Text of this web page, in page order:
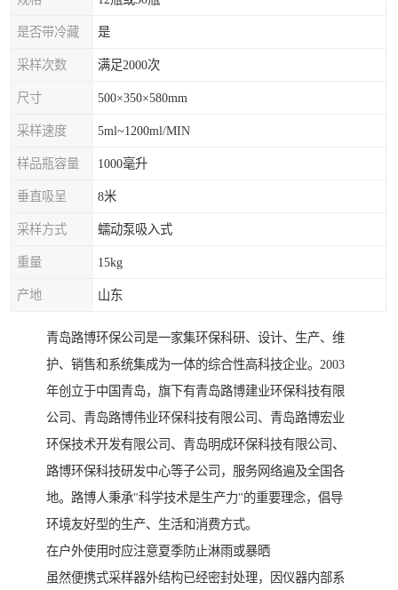
是否带冷藏 是
采样次数 满足2000次
尺寸 500×350×580mm
采样速度 5ml~1200ml/MIN
样品瓶容量 1000毫升
垂直吸呈 8米
采样方式 蠕动泵吸入式
重量 15kg
产地 山东
青岛路博环保公司是一家集环保科研、设计、生产、维
护、销售和系统集成为一体的综合性高科技企业。2003
年创立于中国青岛，旗下有青岛路博建业环保科技有限
公司、青岛路博伟业环保科技有限公司、青岛路博宏业
环保技术开发有限公司、青岛明成环保科技有限公司、
路博环保科技研发中心等子公司，服务网络遍及全国各
地。路博人秉承"科学技术是生产力"的重要理念，倡导
环境友好型的生产、生活和消费方式。
在户外使用时应注意夏季防止淋雨或暴晒
虽然便携式采样器外结构已经密封处理，因仪器内部系